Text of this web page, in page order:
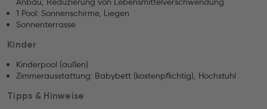
1 Pool: Sonnenschirme, Liegen
Sonnenterrasse
Kinder
Kinderpool (außen)
Zimmerausstattung: Babybett (kostenpflichtig), Hochstuhl
Tipps & Hinweise